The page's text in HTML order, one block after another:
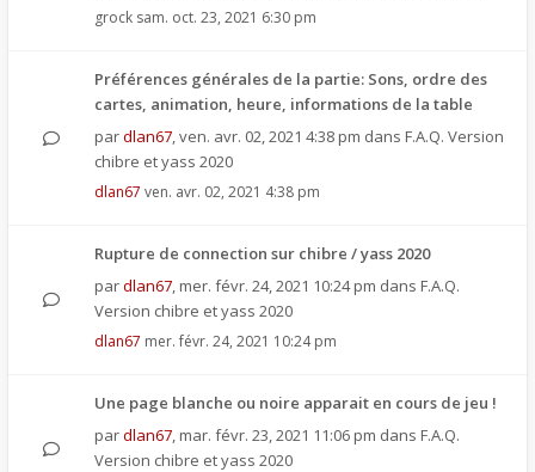
grock sam. oct. 23, 2021 6:30 pm
Préférences générales de la partie: Sons, ordre des
cartes, animation, heure, informations de la table
pardlan67,ven. avr. 02, 2021 4:38 pm dans F.A.Q. Version
chibre et yass 2020
dlan67 ven. avr. 02, 2021 4:38 pm
Rupture de connection sur chibre / yass 2020
pardlan67, mer. févr. 24, 2021 10:24 pm dans F.A.Q.
Version chibre et yass 2020
dlan67 mer. févr. 24, 2021 10:24 pm
Une page blanche ou noire apparait en cours de jeu !
pardlan67, mar. févr. 23, 2021 11:06 pm dans F.A.Q.
Version chibre et yass 2020